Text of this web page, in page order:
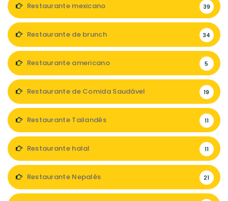
Restaurante mexicano 39
Restaurante de brunch 34
Restaurante americano 5
Restaurante de Comida Saudável 19
Restaurante Tailandês 11
Restaurante halal 11
Restaurante Nepalês 21